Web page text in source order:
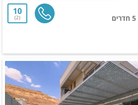
10
2